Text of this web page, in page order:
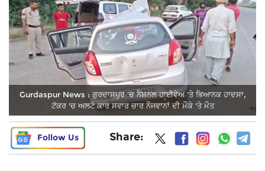
Gurdaspur News : ਗੁਰਦਾਸਪੁਰ 'ਚ ਨੈਸ਼ਨਲ ਹਾਈਵੇਅ 'ਤੇ ਭਿਆਨਕ ਹਾਦਸਾ,
ਟੱਕਰ 'ਚ ਅਲਟੋ ਕਾਰ ਸਵਾਰ ਚਾਰ ਨੌਜਵਾਨਾਂ ਦੀ ਮੌਕੇ 'ਤੇ ਮੌਤ
Follow Us Share: